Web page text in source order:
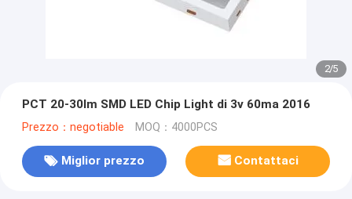
2/5
PCT 20-30lm SMD LED Chip Light di 3v 60ma 2016
Prezzo：negotiable MOQ：4000PCS
Miglior prezzo Contattaci